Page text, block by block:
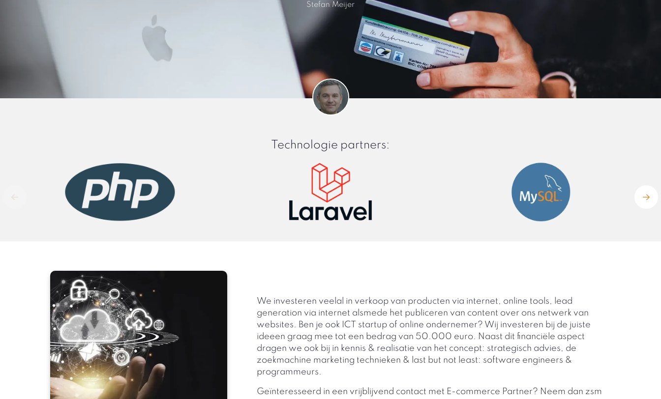
Stefan Meijer
Technologie partners:
We investeren veelal in verkoop van producten via internet, online tools, lead
generation via internet alsmede het publiceren van content over ons netwerk van
websites. Ben je ook ICT startup of online ondernemer? Wij investeren bij de juiste
ideeen graag mee tot een bedrag van 50.000 euro. Naast dit financiële aspect
dragen we ook bij in kennis & realisatie van het concept: strategisch advies, de
zoekmachine marketing technieken & last but not least: software engineers &
programmeurs.
Geïnteresseerd in een vrijblijvend contact met E-commerce Partner? Neem dan zsm